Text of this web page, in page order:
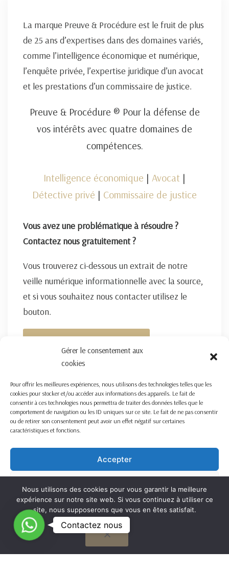
Gérer le consentement aux
cookies
Pour offrir les meilleures expériences, nous utilisons des technologies telles que les
cookies pour stocker et/ou accéder aux informations des appareils. Le fait de
consentir à ces technologies nous permettra de traiter des données telles que le
comportement de navigation ou les ID uniques sur ce site. Le fait de ne pas consentir
ou de retirer son consentement peut avoir un effet négatif sur certaines
caractéristiques et fonctions.
Accepter
Voir les préférences
Cookie Policy
La marque Preuve & Procédure est le fruit de plus
de 25 ans d’expertises dans des domaines variés,
comme l’intelligence économique et numérique,
l’enquête privée, l’expertise juridique d’un avocat
et les prestations d’un commissaire de justice.
Preuve & Procédure ® Pour la défense de
vos intérêts avec quatre domaines de
compétences.
Intelligence économique | Avocat |
Détective privé | Commissaire de justice
Vous avez une problématique à résoudre ?
Contactez nous gratuitement ?
Vous trouverez ci-dessous un extrait de notre
veille numérique informationnelle avec la source,
et si vous souhaitez nous contacter utilisez le
bouton.
Nous utilisons des cookies pour vous garantir la meilleure
expérience sur notre site web. Si vous continuez à utiliser ce
site, nous supposerons que vous en êtes satisfait.
OK
C
o
n
Contactez nous